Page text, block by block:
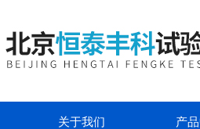
关于我们 产